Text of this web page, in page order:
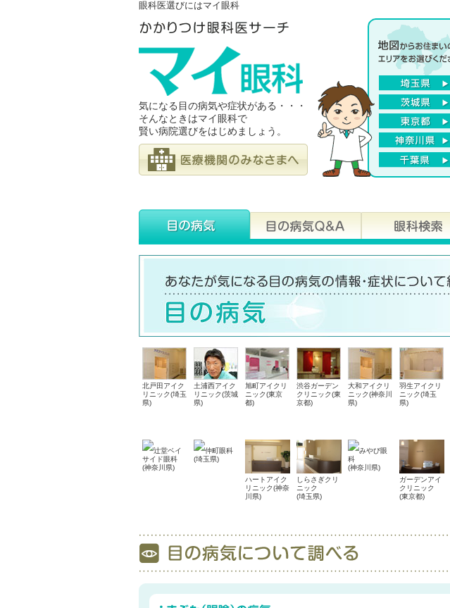
眼科医選びにはマイ眼科
気になる目の病気や症状がある・・・
そんなときはマイ眼科で
賢い病院選びをはじめましょう。
北戸田アイク
リニック(埼玉
県)
土浦西アイク
リニック(茨城
県)
旭町アイクリ
ニック(東京
都)
渋谷ガーデン
クリニック(東
京都)
大和アイクリ
ニック(神奈川
県)
羽生アイクリ
ニック(埼玉
県)
辻堂ベイ
サイド眼科
(神奈川県)
仲町眼科
(埼玉県)
ハートアイク
リニック(神奈
川県)
しらさぎクリ
ニック
(埼玉県)
みやび眼
科
(神奈川県)
ガーデンアイ
クリニック
(東京都)